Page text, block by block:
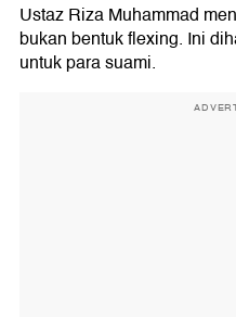
Ustaz Riza Muhammad
bukan bentuk flexing. Ini
untuk para suami.